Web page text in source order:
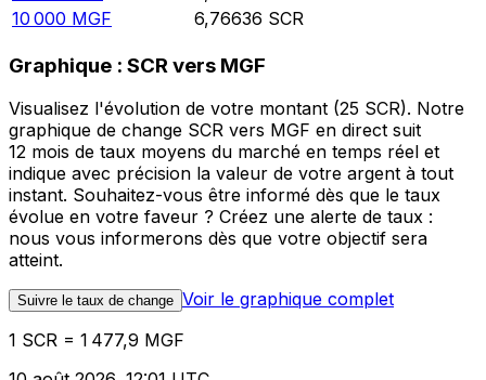
10 000 MGF 6,76636 SCR
Graphique : SCR vers MGF
Visualisez l'évolution de votre montant (25 SCR). Notre
graphique de change SCR vers MGF en direct suit
12 mois de taux moyens du marché en temps réel et
indique avec précision la valeur de votre argent à tout
instant. Souhaitez-vous être informé dès que le taux
évolue en votre faveur ? Créez une alerte de taux :
nous vous informerons dès que votre objectif sera
atteint.
Suivre le taux de change Voir le graphique complet
1 SCR = 1 477,9 MGF